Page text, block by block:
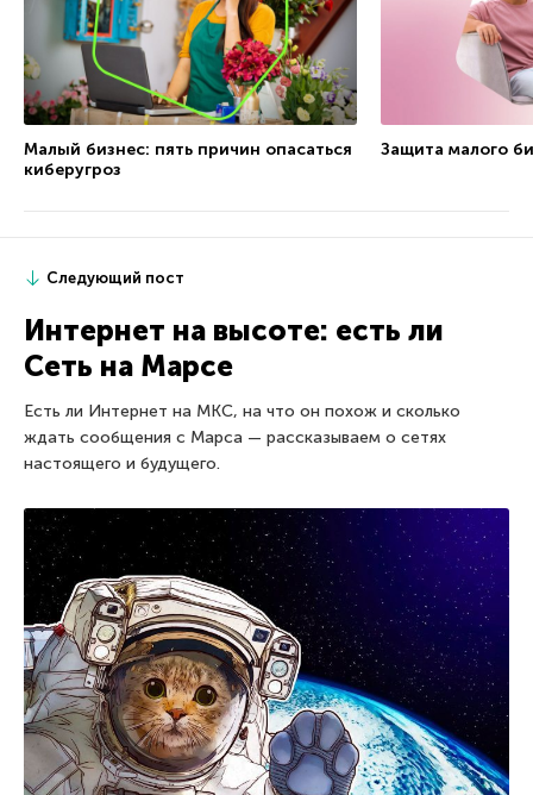
Малый бизнес: пять причин опасаться
киберугроз
Защита малого
Следующий пост
Интернет на высоте: есть ли
Cеть на Марсе
Есть ли Интернет на МКС, на что он похож и сколько
ждать сообщения с Марса — рассказываем о сетях
настоящего и будущего.